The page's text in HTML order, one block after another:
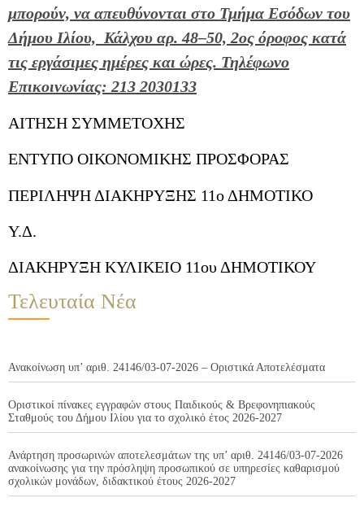
μπορούν, να απευθύνονται στο Τμήμα Εσόδων του
Δήμου Ιλίου, Κάλχου αρ. 48–50, 2ος όροφος κατά
τις εργάσιμες ημέρες και ώρες. Τηλέφωνο
Επικοινωνίας: 213 2030133
ΑΙΤΗΣΗ ΣΥΜΜΕΤΟΧΗΣ
ΕΝΤΥΠΟ ΟΙΚΟΝΟΜΙΚΗΣ ΠΡΟΣΦΟΡΑΣ
ΠΕΡΙΛΗΨΗ ΔΙΑΚΗΡΥΞΗΣ 11ο ΔΗΜΟΤΙΚΟ
Υ.Δ.
ΔΙΑΚΗΡΥΞΗ ΚΥΛΙΚΕΙΟ 11ου ΔΗΜΟΤΙΚΟΥ
Τελευταία Νέα
Ανακοίνωση υπ’ αριθ. 24146/03-07-2026 – Οριστικά Αποτελέσματα
Οριστικοί πίνακες εγγραφών στους Παιδικούς & Βρεφονηπιακούς
Σταθμούς του Δήμου Ιλίου για το σχολικό έτος 2026-2027
Ανάρτηση προσωρινών αποτελεσμάτων της υπ’ αριθ. 24146/03-07-2026
ανακοίνωσης για την πρόσληψη προσωπικού σε υπηρεσίες καθαρισμού
σχολικών μονάδων, διδακτικού έτους 2026-2027